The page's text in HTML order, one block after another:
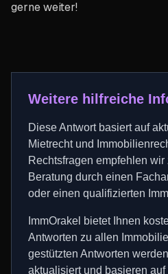
gerne weiter!
Weitere hilfreiche
Diese Antwort basiert auf
Mietrecht und
Rechtsfragen empfehlen
Beratung durch einen
oder einen qualifizierten
ImmOrakel bietet Ihnen
Antworten zu allen
gestützten Antworten
aktualisiert und basieren